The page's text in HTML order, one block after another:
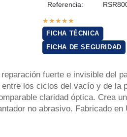
Referencia:
★★★★★
FICHA TÉCNICA
FICHA DE SEGURIDAD
fuerte e invisible del
los ciclos del vacío y de la
claridad óptica. Crea
no abrasivo. Fabricado en